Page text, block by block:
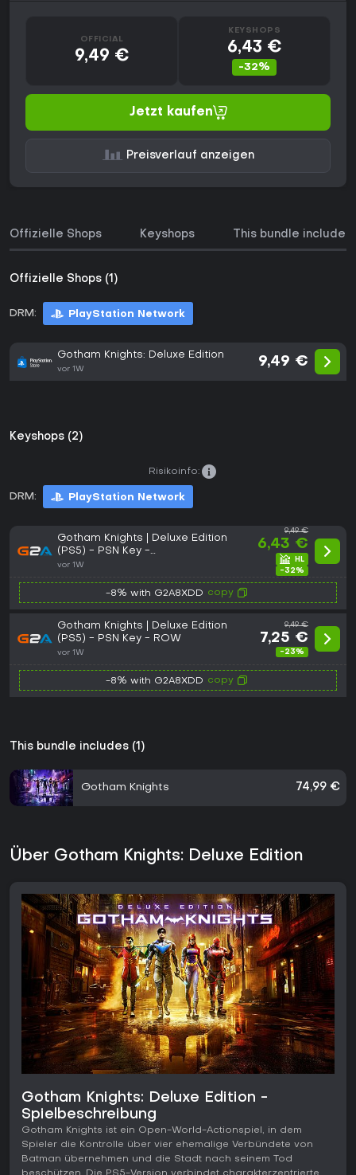
OFFICIAL
9,49 €
KEYSHOPS
6,43 €
-32%
Jetzt kaufen
Preisverlauf anzeigen
Offizielle Shops Keyshops This bundle includes
Offizielle Shops (1)
DRM: PlayStation Network
Gotham Knights: Deluxe Edition
vor 1W
9,49 €
Keyshops (2)
DRM: PlayStation Network
Risikoinfo:
Gotham Knights | Deluxe Edition
(PS5) - PSN Key -
ASIA/OCEANIA/AFRICA
vor 1W
9,49 €
6,43 €
-32%
-8% with G2A8XDD copy
Gotham Knights | Deluxe Edition
(PS5) - PSN Key - ROW
vor 1W
9,49 €
7,25 €
-23%
-8% with G2A8XDD copy
This bundle includes (1)
Gotham Knights 74,99 €
Über Gotham Knights: Deluxe Edition
Gotham Knights: Deluxe Edition -
Spielbeschreibung
Gotham Knights ist ein Open-World-Actionspiel, in dem
Spieler die Kontrolle über vier ehemalige Verbündete von
Batman übernehmen und die Stadt nach seinem Tod